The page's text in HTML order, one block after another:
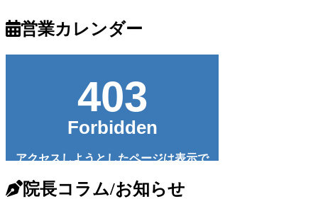
営業カレンダー
院長コラム/お知らせ